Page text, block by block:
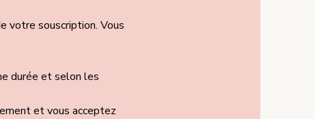
votre souscription. Vous
durée et selon les
et vous acceptez